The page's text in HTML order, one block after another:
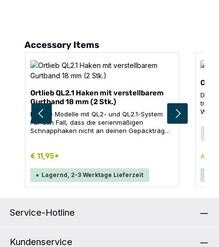
Produktgalerie überspringen
Accessory Items
Ortlieb QL2.1 Haken mit verstellbarem
Gurtband 18 mm (2 Stk.)
Für alle Modelle mit QL2- und QL2.1-System
Für den Fall, dass die serienmäßigen
Schnapphaken nicht an deinen Gepäckträger
von ORTLIEB ersetzen (keine Einsätze
(18 mm) mit verstellbarem Griff
€ 11,95*
Lagernd, 2-3 Werktage Lieferzeit
Die
des
4,1L
separat
Ab
Service-Hotline
Kundenservice